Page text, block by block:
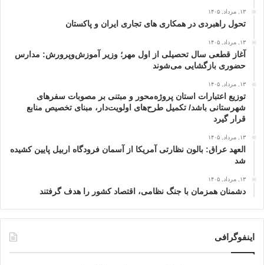
۱۳, مرداد, ۱۴۰۵
تحول راهبردی در همکاری های تجاری ایران و پاکستان
۱۳, مرداد, ۱۴۰۵
آغاز قطعی سال تحصیلی از اول مهر؛ وزیر آموزش‌وپرورش: مدارس
حضوری بازگشایی می‌شوند
۱۳, مرداد, ۱۴۰۵
توزیع اعتبارات استان پروژه‌محور و مبتنی بر مصوبات سفرهای
شهرستانی باشد/ تکمیل طرح‌های اولویت‌دار، مبنای تخصیص منابع
قرار گیرد
۱۳, مرداد, ۱۴۰۵
العهد عراق: بالون نظارتی آمریکا از آسمان فرودگاه اربیل پایین کشیده
شد
۱۳, مرداد, ۱۴۰۵
دشمنان همزمان با جنگ نظامی، اقتصاد کشور را هدف گرفتند
اینفوگرافی